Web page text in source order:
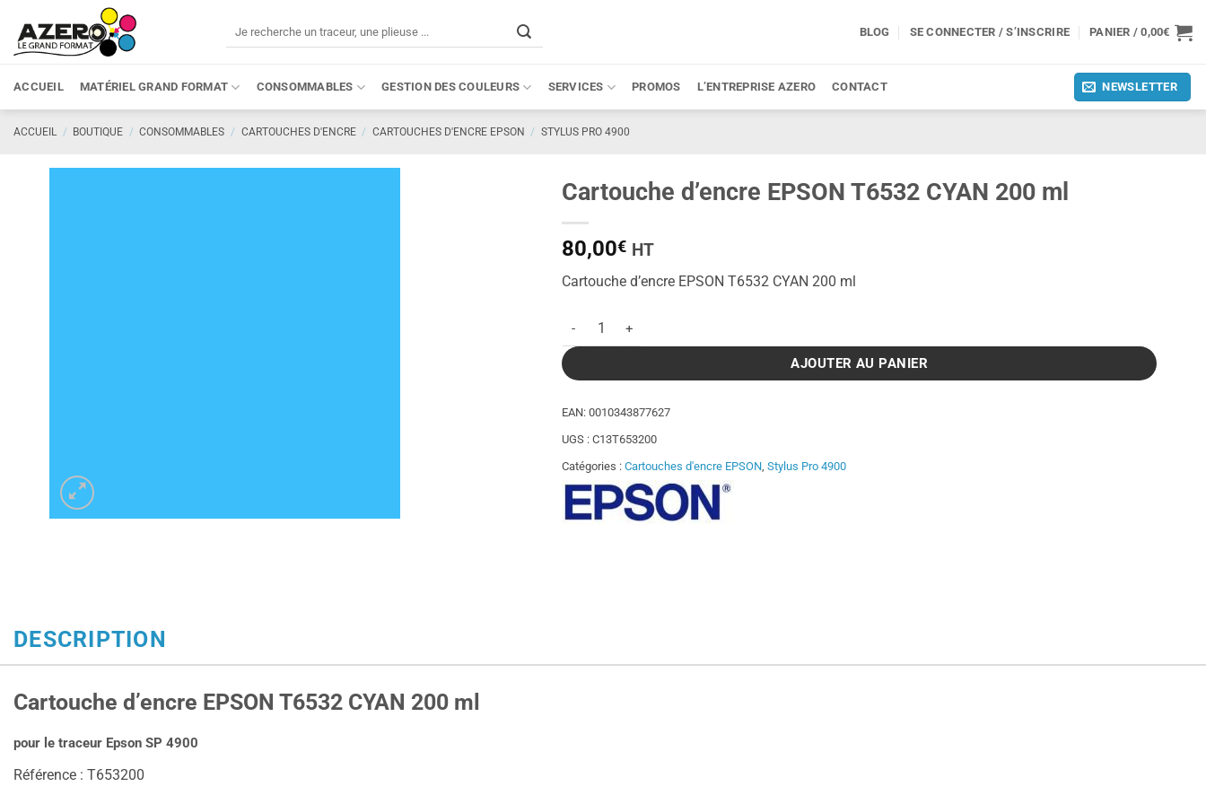
contenu
BLOG SE CONNECTER / S’INSCRIRE PANIER /0,00€
ACCUEIL MATÉRIEL GRAND FORMAT CONSOMMABLES GESTION DES COULEURS SERVICES PROMOS L’ENTREPRISE AZERO CONTACT NEWSLETTER
ACCUEIL / BOUTIQUE / CONSOMMABLES / CARTOUCHES D'ENCRE / CARTOUCHES D'ENCRE EPSON / STYLUS PRO 4900
Cartouche d’encre EPSON T6532 CYAN 200 ml
80,00€ HT
Cartouche d’encre EPSON T6532 CYAN 200 ml
quantité de Cartouche d'encre EPSON T6532 CYAN 200 ml
AJOUTER AU PANIER
EAN:0010343877627
UGS :C13T653200
Catégories :Cartouches d'encre EPSON ,Stylus Pro 4900
DESCRIPTION
Cartouche d’encre EPSON T6532 CYAN 200 ml
pour le traceur Epson SP 4900
Référence : T653200